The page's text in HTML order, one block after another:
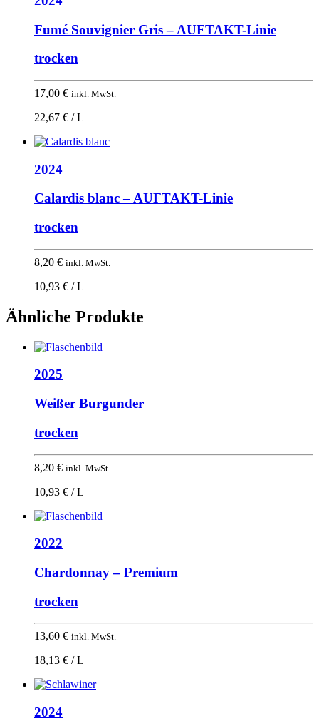
Fumé Souvignier Gris – AUFTAKT-Linie
trocken
17,00 € inkl. MwSt.
22,67 € / L
2024
Calardis blanc – AUFTAKT-Linie
trocken
8,20 € inkl. MwSt.
10,93 € / L
Ähnliche Produkte
2025
Weißer Burgunder
trocken
8,20 € inkl. MwSt.
10,93 € / L
2022
Chardonnay – Premium
trocken
13,60 € inkl. MwSt.
18,13 € / L
2024